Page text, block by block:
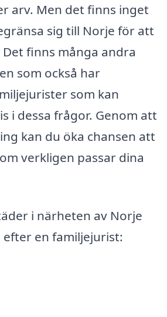
arv. Men det finns inget
sig till Norje för att
finns många andra
som också har
som kan
i dessa frågor. Genom att
kan du öka chansen att
verkligen passar dina
i närheten av Norje
en familjejurist: